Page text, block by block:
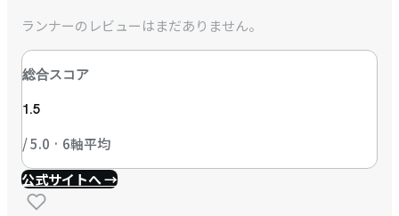
ランナーのレビューはまだありません。
総合スコア
1.5
/ 5.0 · 6軸平均
公式サイトへ →